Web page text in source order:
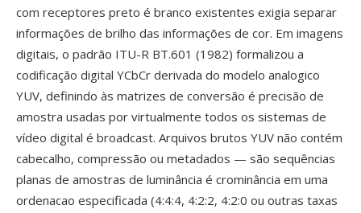
com receptores preto é branco existentes exigia separar
informações de brilho das informações de cor. Em imagens
digitais, o padrão ITU-R BT.601 (1982) formalizou a
codificação digital YCbCr derivada do modelo analogico
YUV, definindo às matrizes de conversão é precisão de
amostra usadas por virtualmente todos os sistemas de
vídeo digital é broadcast. Arquivos brutos YUV não contém
cabecalho, compressão ou metadados — são sequências
planas de amostras de luminância é crominância em uma
ordenacao especificada (4:4:4, 4:2:2, 4:2:0 ou outras taxas